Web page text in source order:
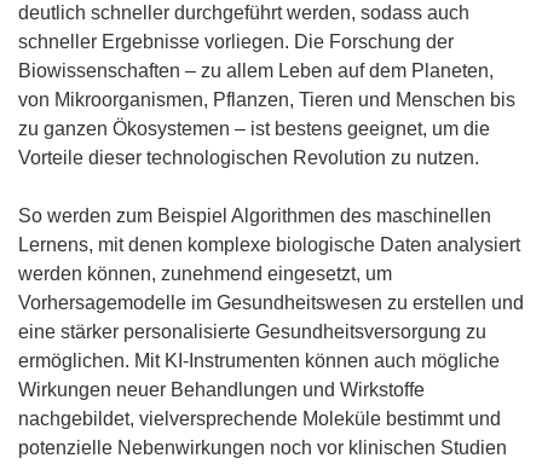
deutlich schneller durchgeführt werden, sodass auch
schneller Ergebnisse vorliegen. Die Forschung der
Biowissenschaften – zu allem Leben auf dem Planeten,
von Mikroorganismen, Pflanzen, Tieren und Menschen bis
zu ganzen Ökosystemen – ist bestens geeignet, um die
Vorteile dieser technologischen Revolution zu nutzen.
So werden zum Beispiel Algorithmen des maschinellen
Lernens, mit denen komplexe biologische Daten analysiert
werden können, zunehmend eingesetzt, um
Vorhersagemodelle im Gesundheitswesen zu erstellen und
eine stärker personalisierte Gesundheitsversorgung zu
ermöglichen. Mit KI-Instrumenten können auch mögliche
Wirkungen neuer Behandlungen und Wirkstoffe
nachgebildet, vielversprechende Moleküle bestimmt und
potenzielle Nebenwirkungen noch vor klinischen Studien